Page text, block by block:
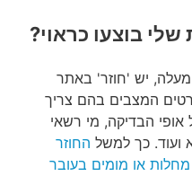
בוצעו כראוי?
מעלה, יש 'חוזר' באתר
המצבים בהם צריך
אופי הבדיקה, מי רשאי
ועוד. כך למשל החוזר
או מומים בעובר